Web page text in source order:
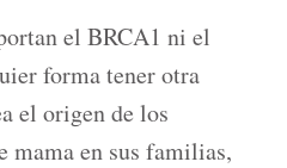
el BRCA1 ni el
forma tener otra
el origen de los
mama en sus familias,